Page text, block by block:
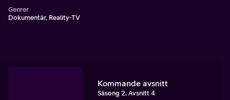
Genrer
Dokumentär, Reality-TV
Kommande avsnitt
Säsong 2, Avsnitt 4